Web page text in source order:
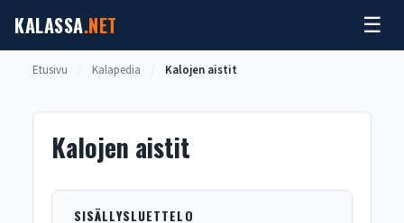
sisältöön
KALASSA.NET ☰
Etusivu Kalapedia Kalojen aistit
Kalojen aistit
SISÄLLYSLUETTELO